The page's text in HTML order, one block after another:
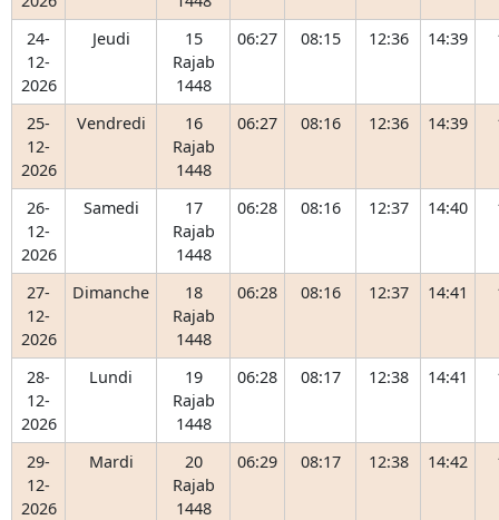
24-
12-
2026
Jeudi
15
Rajab
1448
06:27 08:15 12:36 14:39
25-
12-
2026
Vendredi
16
Rajab
1448
06:27 08:16 12:36 14:39
26-
12-
2026
Samedi
17
Rajab
1448
06:28 08:16 12:37 14:40
27-
12-
2026
Dimanche
18
Rajab
1448
06:28 08:16 12:37 14:41
28-
12-
2026
Lundi
19
Rajab
1448
06:28 08:17 12:38 14:41
29-
12-
2026
Mardi
20
Rajab
1448
06:29 08:17 12:38 14:42